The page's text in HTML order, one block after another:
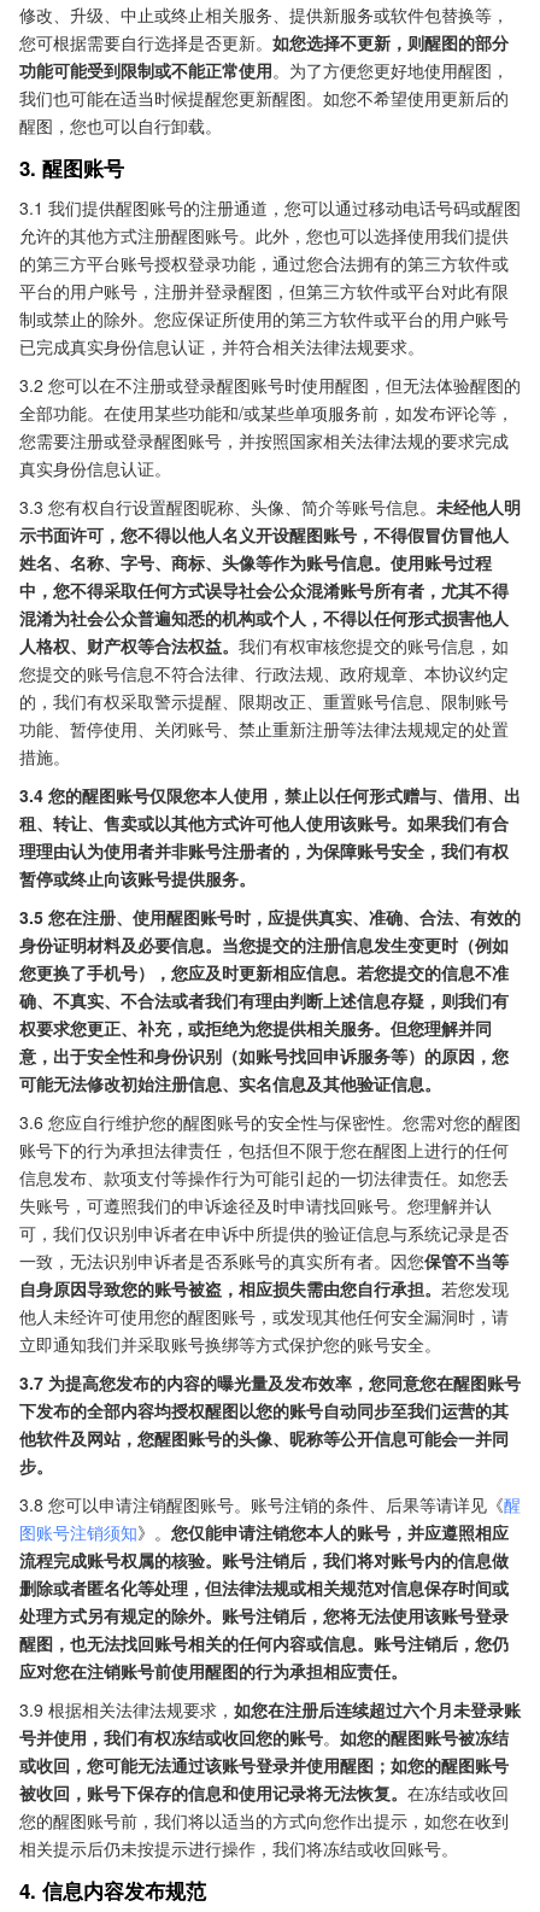
修改、升级、中止或终止相关服务、提供新服务或软件包替换等，
您可根据需要自行选择是否更新。 如您选择不更新，则醒图的部分
功能可能受到限制或不能正常使用。为了方便您更好地使用醒图，
我们也可能在适当时候提醒您更新醒图。如您不希望使用更新后的
醒图，您也可以自行卸载。
3. 醒图账号
3.1 我们提供醒图账号的注册通道，您可以通过移动电话号码或醒图
允许的其他方式注册醒图账号。此外，您也可以选择使用我们提供
的第三方平台账号授权登录功能，通过您合法拥有的第三方软件或
平台的用户账号，注册并登录醒图，但第三方软件或平台对此有限
制或禁止的除外。您应保证所使用的第三方软件或平台的用户账号
已完成真实身份信息认证，并符合相关法律法规要求。
3.2 您可以在不注册或登录醒图账号时使用醒图，但无法体验醒图的
全部功能。在使用某些功能和/或某些单项服务前，如发布评论等，
您需要注册或登录醒图账号，并按照国家相关法律法规的要求完成
真实身份信息认证。
3.3 您有权自行设置醒图昵称、头像、简介等账号信息。 未经他人明
示书面许可，您不得以他人名义开设醒图账号，不得假冒仿冒他人
姓名、名称、字号、商标、头像等作为账号信息。使用账号过程
中，您不得采取任何方式误导社会公众混淆账号所有者，尤其不得
混淆为社会公众普遍知悉的机构或个人，不得以任何形式损害他人
人格权、财产权等合法权益。 我们有权审核您提交的账号信息，如
您提交的账号信息不符合法律、行政法规、政府规章、本协议约定
的，我们有权采取警示提醒、限期改正、重置账号信息、限制账号
功能、暂停使用、关闭账号、禁止重新注册等法律法规规定的处置
措施。
3.4 您的醒图账号仅限您本人使用，禁止以任何形式赠与、借用、出
租、转让、售卖或以其他方式许可他人使用该账号。如果我们有合
理理由认为使用者并非账号注册者的，为保障账号安全，我们有权
暂停或终止向该账号提供服务。
3.5 您在注册、使用醒图账号时，应提供真实、准确、合法、有效的
身份证明材料及必要信息。当您提交的注册信息发生变更时（例如
您更换了手机号），您应及时更新相应信息。若您提交的信息不准
确、不真实、不合法或者我们有理由判断上述信息存疑，则我们有
权要求您更正、补充，或拒绝为您提供相关服务。但您理解并同
意，出于安全性和身份识别（如账号找回申诉服务等）的原因，您
可能无法修改初始注册信息、实名信息及其他验证信息。
3.6 您应自行维护您的醒图账号的安全性与保密性。您需对您的醒图
账号下的行为承担法律责任，包括但不限于您在醒图上进行的任何
信息发布、款项支付等操作行为可能引起的一切法律责任。如您丢
失账号，可遵照我们的申诉途径及时申请找回账号。您理解并认
可，我们仅识别申诉者在申诉中所提供的验证信息与系统记录是否
一致，无法识别申诉者是否系账号的真实所有者。因您保管不当等
自身原因导致您的账号被盗，相应损失需由您自行承担。 若您发现
他人未经许可使用您的醒图账号，或发现其他任何安全漏洞时，请
立即通知我们并采取账号换绑等方式保护您的账号安全。
3.7 为提高您发布的内容的曝光量及发布效率，您同意您在醒图账号
下发布的全部内容均授权醒图以您的账号自动同步至我们运营的其
他软件及网站，您醒图账号的头像、昵称等公开信息可能会一并同
步。
3.8 您可以申请注销醒图账号。账号注销的条件、后果等请详见《醒
图账号注销须知》。 您仅能申请注销您本人的账号，并应遵照相应
流程完成账号权属的核验。账号注销后，我们将对账号内的信息做
删除或者匿名化等处理，但法律法规或相关规范对信息保存时间或
处理方式另有规定的除外。账号注销后，您将无法使用该账号登录
醒图，也无法找回账号相关的任何内容或信息。账号注销后，您仍
应对您在注销账号前使用醒图的行为承担相应责任。
3.9 根据相关法律法规要求， 如您在注册后连续超过六个月未登录账
号并使用，我们有权冻结或收回您的账号。 如您的醒图账号被冻结
或收回，您可能无法通过该账号登录并使用醒图；如您的醒图账号
被收回，账号下保存的信息和使用记录将无法恢复。 在冻结或收回
您的醒图账号前，我们将以适当的方式向您作出提示，如您在收到
相关提示后仍未按提示进行操作，我们将冻结或收回账号。
4. 信息内容发布规范